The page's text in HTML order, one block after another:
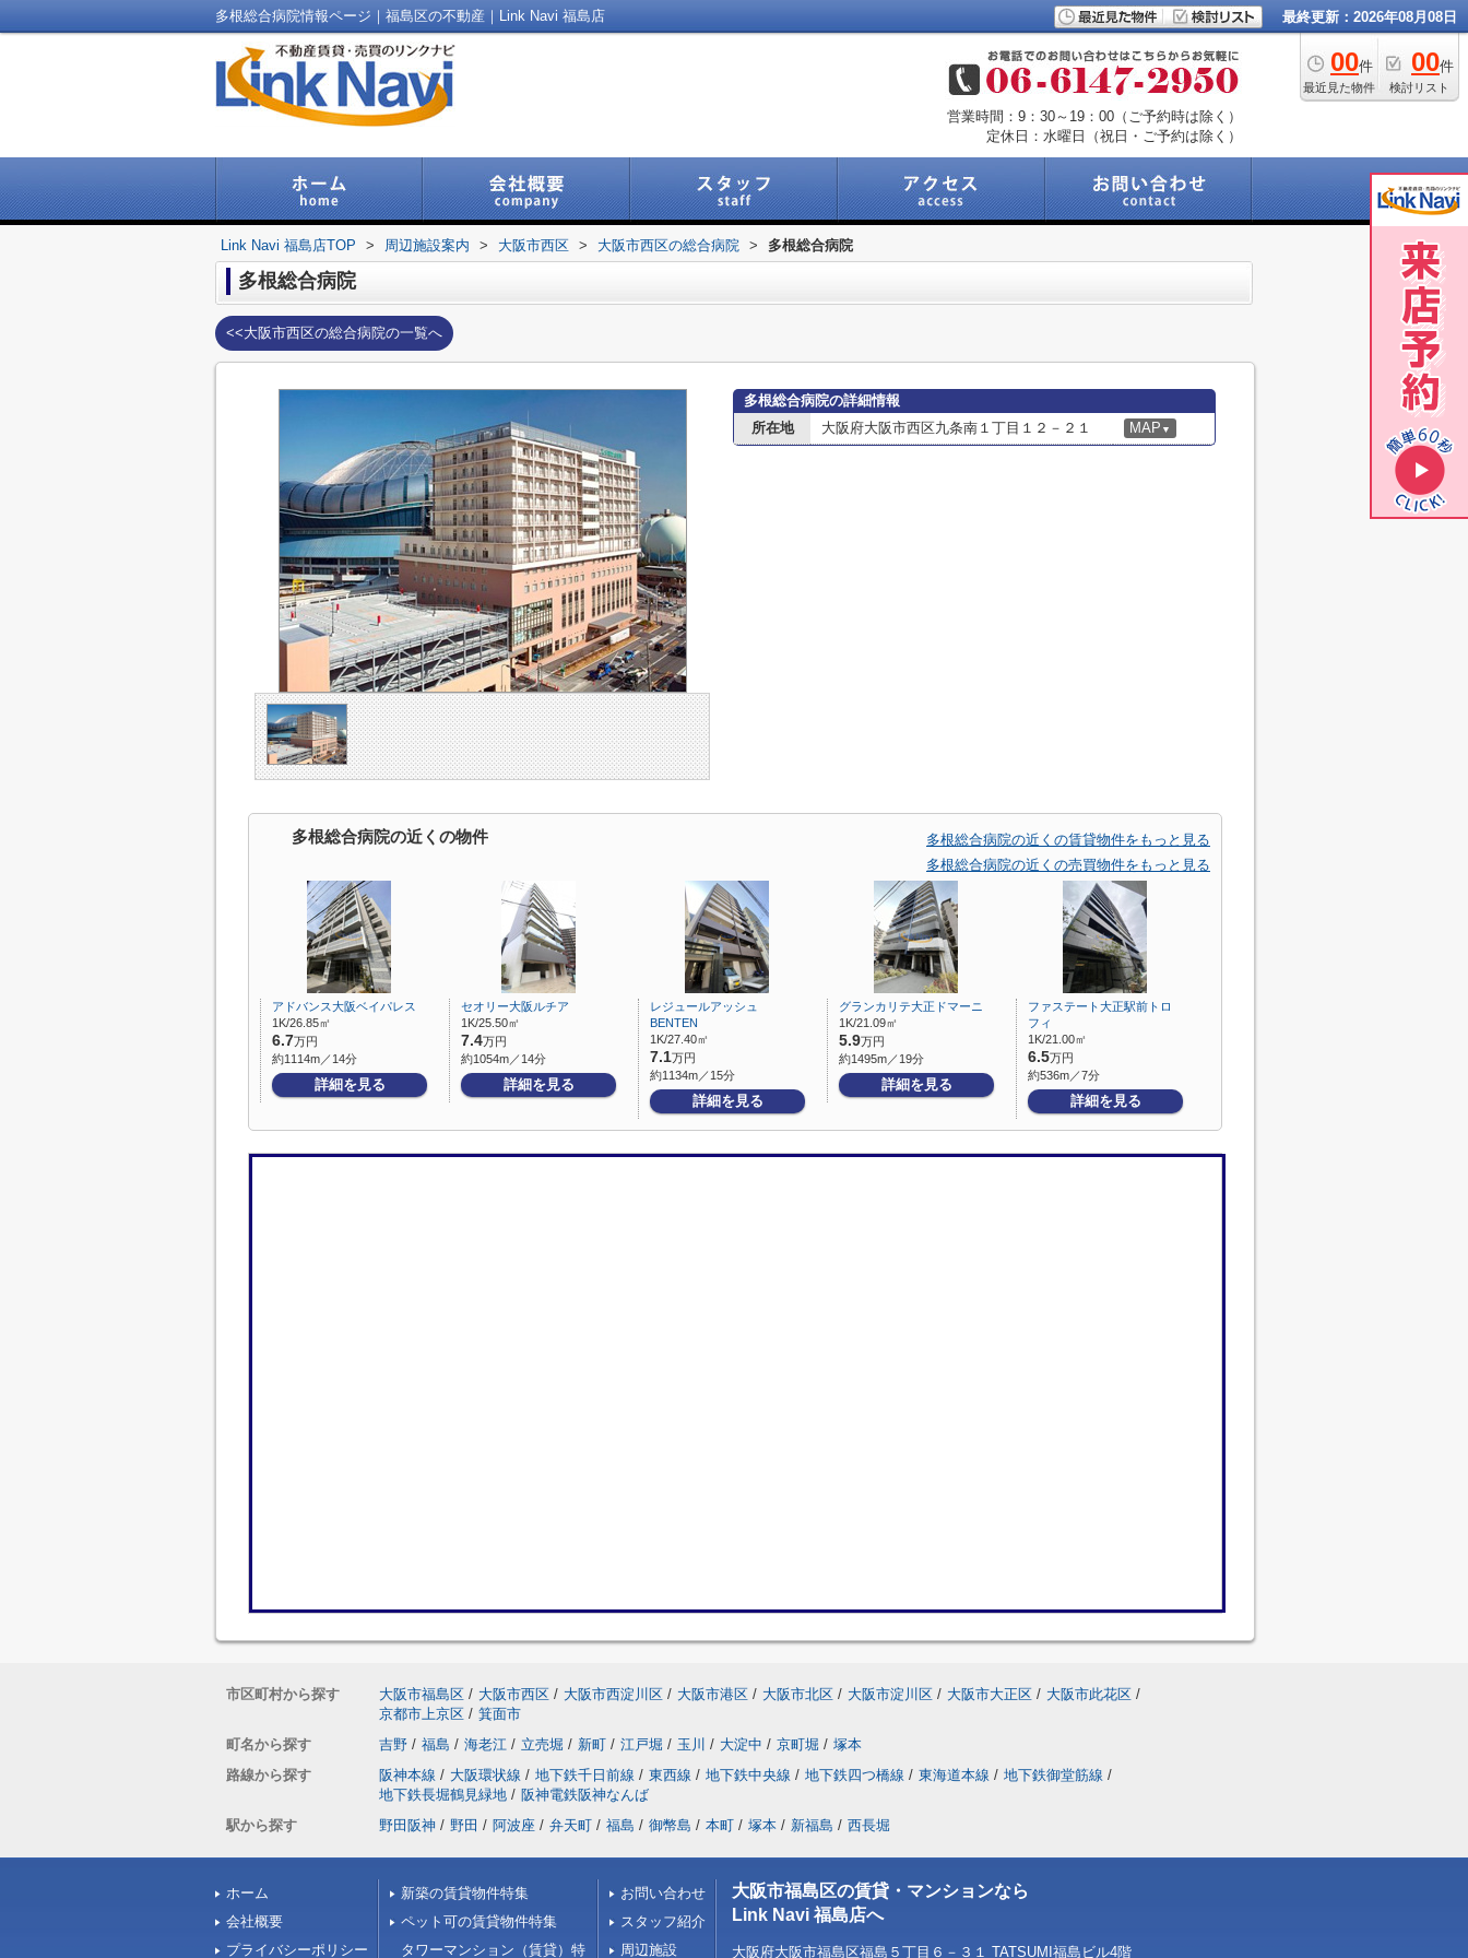
多根総合病院情報ページ｜福島区の不動産｜Link Navi 福島店 最終更新：2026年08月08日
00件
最近見た物件
00件
検討リスト
営業時間：9：30～19：00（ご予約時は除く）
定休日：水曜日（祝日・ご予約は除く）
Link Navi 福島店TOP > 周辺施設案内 > 大阪市西区 > 大阪市西区の総合病院 > 多根総合病院
多根総合病院
<<大阪市西区の総合病院の一覧へ
多根総合病院の詳細情報
所在地
大阪府大阪市西区九条南１丁目１２－２１ MAP ▼
多根総合病院の近くの物件
多根総合病院の近くの賃貸物件をもっと見る
多根総合病院の近くの売買物件をもっと見る
アドバンス大阪ベイパレス
1K/26.85㎡
6.7万円
約1114m／14分
詳細を見る
セオリー大阪ルチア
1K/25.50㎡
7.4万円
約1054m／14分
詳細を見る
レジュールアッシュ
BENTEN
1K/27.40㎡
7.1万円
約1134m／15分
詳細を見る
グランカリテ大正ドマーニ
1K/21.09㎡
5.9万円
約1495m／19分
詳細を見る
ファステート大正駅前トロ
フィ
1K/21.00㎡
6.5万円
約536m／7分
詳細を見る
市区町村から探す 大阪市福島区 / 大阪市西区 / 大阪市西淀川区 / 大阪市港区 / 大阪市北区 / 大阪市淀川区 / 大阪市大正区 / 大阪市此花区 /
京都市上京区 / 箕面市
町名から探す
吉野 / 福島 / 海老江 / 立売堀 / 新町 / 江戸堀 / 玉川 / 大淀中 / 京町堀 / 塚本
路線から探す
阪神本線 / 大阪環状線 / 地下鉄千日前線 / 東西線 / 地下鉄中央線 / 地下鉄四つ橋線 / 東海道本線 / 地下鉄御堂筋線 /
地下鉄長堀鶴見緑地 / 阪神電鉄阪神なんば
駅から探す
野田阪神 / 野田 / 阿波座 / 弁天町 / 福島 / 御幣島 / 本町 / 塚本 / 新福島 / 西長堀
ホーム
会社概要
プライバシーポリシー
新築の賃貸物件特集
ペット可の賃貸物件特集
タワーマンション（賃貸）特
お問い合わせ
スタッフ紹介
周辺施設
大阪市福島区の賃貸・マンションなら
Link Navi 福島店へ
大阪府大阪市福島区福島５丁目６－３１ TATSUMI福島ビル4階